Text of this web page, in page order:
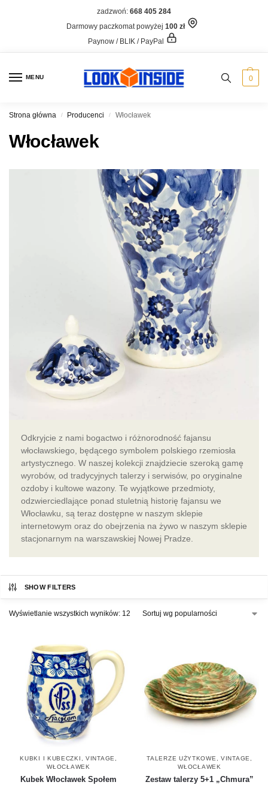
zadzwoń: 668 405 284
Darmowy paczkomat powyżej 100 zł
Paynow / BLIK / PayPal
MENU 0
Strona główna / Producenci / Włocławek
Włocławek
Odkryjcie z nami bogactwo i różnorodność fajansu
włocławskiego, będącego symbolem polskiego rzemiosła
artystycznego. W naszej kolekcji znajdziecie szeroką gamę
wyrobów, od tradycyjnych talerzy i serwisów, po oryginalne
ozdoby i kultowe wazony. Te wyjątkowe przedmioty,
odzwierciedlające ponad stuletnią historię fajansu we
Włocławku, są teraz dostępne w naszym sklepie
internetowym oraz do obejrzenia na żywo w naszym sklepie
stacjonarnym na warszawskiej Nowej Pradze.
SHOW FILTERS
Wyświetlanie wszystkich wyników: 12
KUBKI I KUBECZKI VINTAGE
WŁOCŁAWEK
Kubek Włocławek Społem
TALERZE UŻYTKOWE VINTAGE
WŁOCŁAWEK
Zestaw talerzy 5+1 „Chmura”